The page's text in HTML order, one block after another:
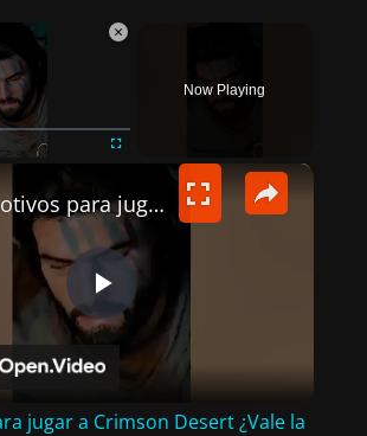
×
Now Playing
×
P
4 Motivos para jugar a Crimson Desert ¿Vale la pena? #gaming
jugar a Crimson Desert ¿Vale la